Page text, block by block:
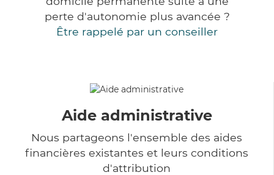
perte d'autonomie plus avancée ?
Être rappelé par un conseiller
Aide administrative
Nous partageons l'ensemble des aides
financières existantes et leurs conditions
d'attribution